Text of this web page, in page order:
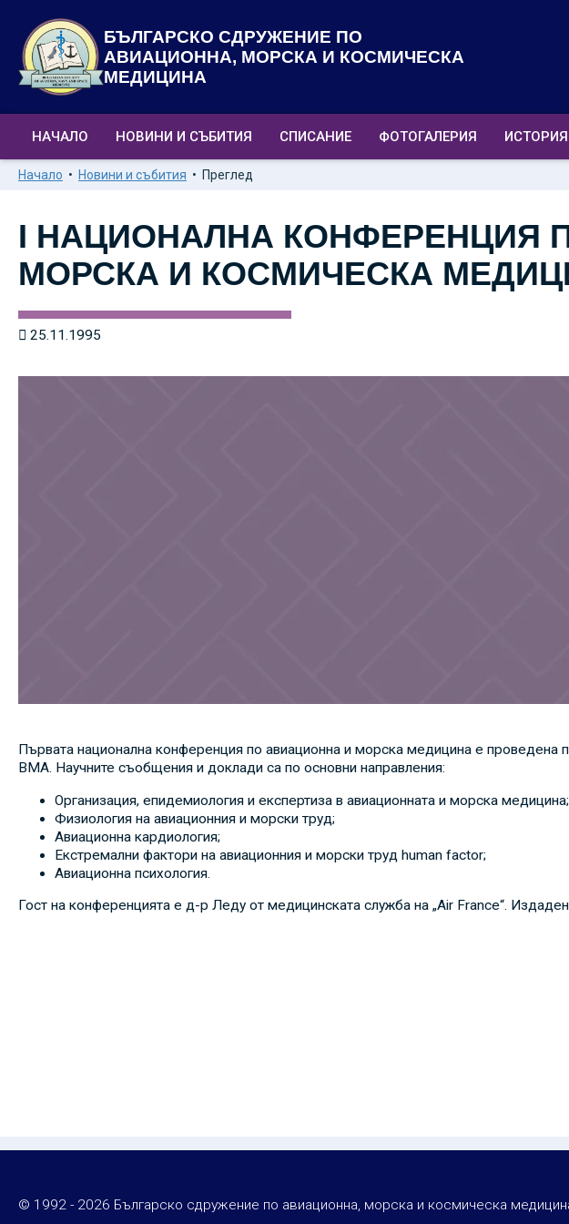
БЪЛГАРСКО СДРУЖЕНИЕ ПО
АВИАЦИОННА, МОРСКА И КОСМИЧЕСКА
МЕДИЦИНА
НАЧАЛО НОВИНИ И СЪБИТИЯ СПИСАНИЕ ФОТОГАЛЕРИЯ
Начало Новини и събития Преглед
I НАЦИОНАЛНА КОНФЕРЕНЦИЯ
МОРСКА И КОСМИЧЕСКА
25.11.1995
Първата национална конференция по авиационна и морска медицина е проведена
ВМА. Научните съобщения и доклади са по основни направления:
Организация, епидемиология и експертиза в авиационната и морска медицина;
Физиология на авиационния и морски труд;
Авиационна кардиология;
Екстремални фактори на авиационния и морски труд human factor;
Авиационна психология.
Гост на конференцията е д-р Леду от медицинската служба на „Air France“.
© 1992 - 2026 Българско сдружение по авиационна, морска и космическа